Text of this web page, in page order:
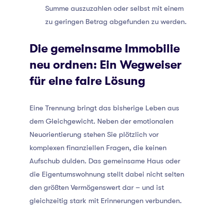
Summe auszuzahlen oder selbst mit einem
zu geringen Betrag abgefunden zu werden.
Die gemeinsame Immobilie
neu ordnen: Ein Wegweiser
für eine faire Lösung
Eine Trennung bringt das bisherige Leben aus
dem Gleichgewicht. Neben der emotionalen
Neuorientierung stehen Sie plötzlich vor
komplexen finanziellen Fragen, die keinen
Aufschub dulden. Das gemeinsame Haus oder
die Eigentumswohnung stellt dabei nicht selten
den größten Vermögenswert dar – und ist
gleichzeitig stark mit Erinnerungen verbunden.